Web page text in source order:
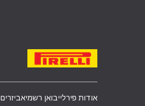
אודות פירלייבואן רשמיאביזרים